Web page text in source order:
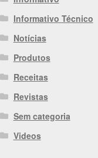
Informativo Técnico
Notícias
Produtos
Receitas
Revistas
Sem categoria
Videos